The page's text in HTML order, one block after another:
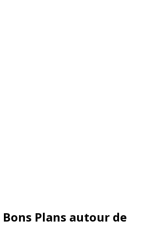
Bons Plans autour de